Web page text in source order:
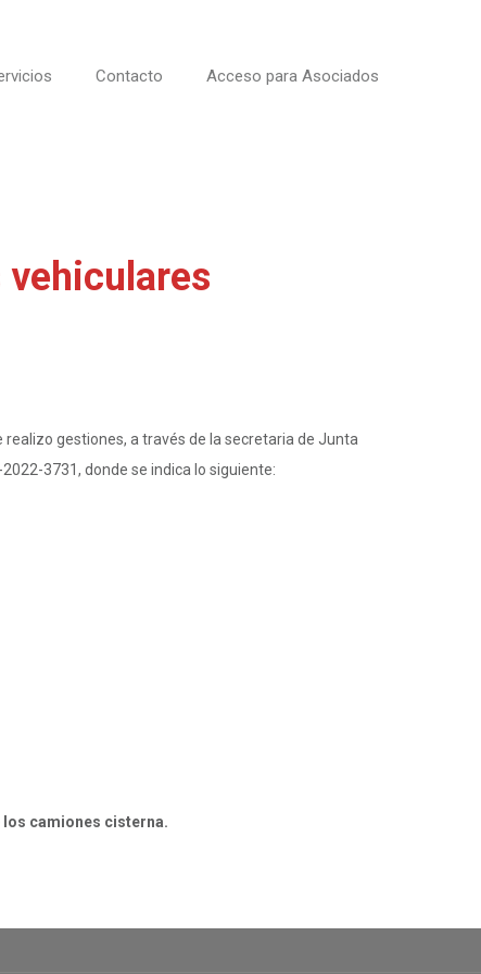
Contacto Acceso para Asociados
gestiones, a través de la secretaria de Junta
3731, donde se indica lo siguiente:
los camiones cisterna.